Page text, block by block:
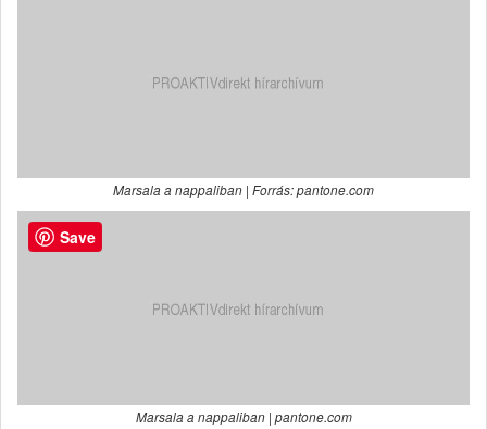
Marsala a nappaliban | Forrás: pantone.com
Marsala a nappaliban | pantone.com
Save